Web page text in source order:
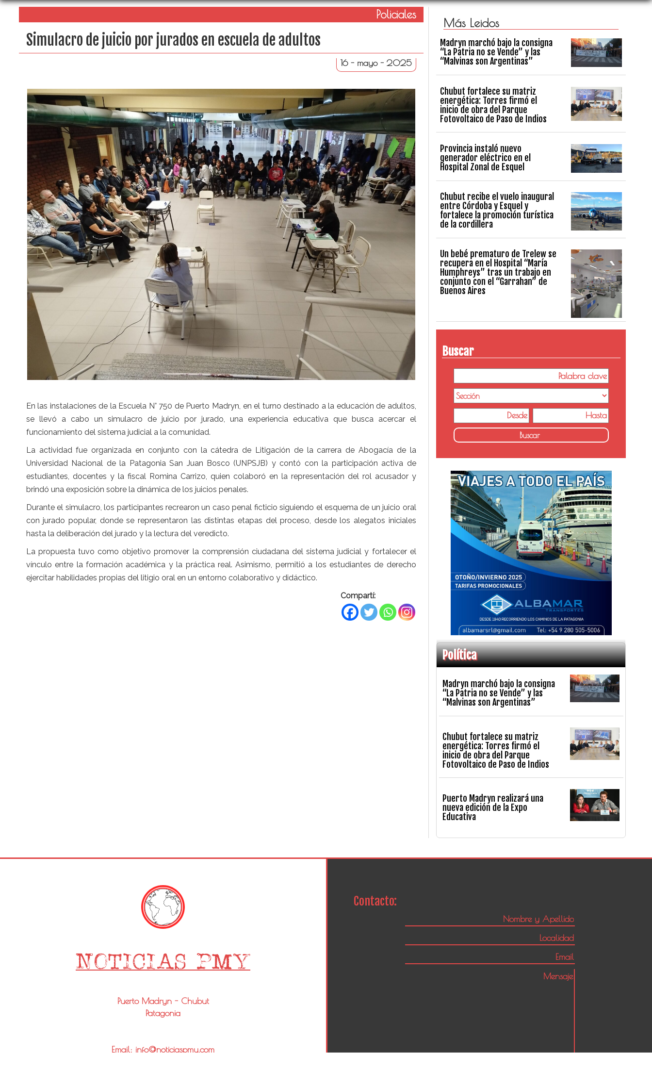
Policiales
Simulacro de juicio por jurados en escuela de adultos
16 - mayo - 2025
En las instalaciones de la Escuela N° 750 de Puerto Madryn, en el turno destinado a la educación de adultos,
se llevó a cabo un simulacro de juicio por jurado, una experiencia educativa que busca acercar el
funcionamiento del sistema judicial a la comunidad.
La actividad fue organizada en conjunto con la cátedra de Litigación de la carrera de Abogacía de la
Universidad Nacional de la Patagonia San Juan Bosco (UNPSJB) y contó con la participación activa de
estudiantes, docentes y la fiscal Romina Carrizo, quien colaboró en la representación del rol acusador y
brindó una exposición sobre la dinámica de los juicios penales.
Durante el simulacro, los participantes recrearon un caso penal ficticio siguiendo el esquema de un juicio oral
con jurado popular, donde se representaron las distintas etapas del proceso, desde los alegatos iniciales
hasta la deliberación del jurado y la lectura del veredicto.
La propuesta tuvo como objetivo promover la comprensión ciudadana del sistema judicial y fortalecer el
vínculo entre la formación académica y la práctica real. Asimismo, permitió a los estudiantes de derecho
ejercitar habilidades propias del litigio oral en un entorno colaborativo y didáctico.
Compartí:
Más Leidos
Madryn marchó bajo la consigna
“La Patria no se Vende” y las
“Malvinas son Argentinas”
Chubut fortalece su matriz
energética: Torres firmó el
inicio de obra del Parque
Fotovoltaico de Paso de Indios
Provincia instaló nuevo
generador eléctrico en el
Hospital Zonal de Esquel
Chubut recibe el vuelo inaugural
entre Córdoba y Esquel y
fortalece la promoción turística
de la cordillera
Un bebé prematuro de Trelew se
recupera en el Hospital “María
Humphreys” tras un trabajo en
conjunto con el “Garrahan” de
Buenos Aires
Buscar
Política
Madryn marchó bajo la consigna
“La Patria no se Vende” y las
“Malvinas son Argentinas”
Chubut fortalece su matriz
energética: Torres firmó el
inicio de obra del Parque
Fotovoltaico de Paso de Indios
Puerto Madryn realizará una
nueva edición de la Expo
Educativa
Puerto Madryn - Chubut
Patagonia
Email: info@noticiaspmy.com
Contacto: